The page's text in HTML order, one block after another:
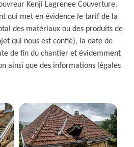
Kenji Lagrenee Couverture.
qui met en évidence le tarif de la
des matériaux ou des produits de
qui nous est confié), la date de
de fin du chantier et évidemment
ainsi que des informations légales